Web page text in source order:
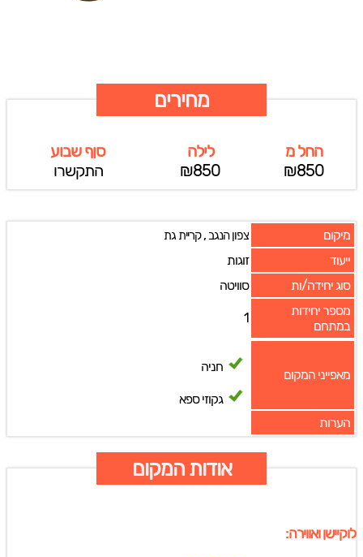
מחירים
החל מ
₪850
לילה
₪850
סןף שבוע
התקשרו
מיקום צפון הנגב,קריית גת
ייעוד
זוגות
סוג יחידה/ות
סוויטה
מספר יחידות
במתחם
1
מאפייני המקום
חניה
גקוזי ספא
הערות
אודות המקום
לוקיישן ואווירה: